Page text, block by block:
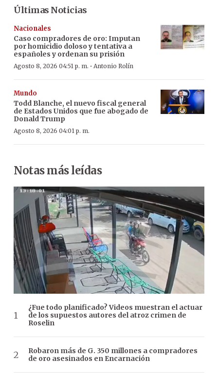
Últimas Noticias
Nacionales
Caso compradores de oro: Imputan
por homicidio doloso y tentativa a
españoles y ordenan su prisión
Agosto 8, 2026 04:51 p. m. · Antonio Rolín
Mundo
Todd Blanche, el nuevo fiscal general
de Estados Unidos que fue abogado de
Donald Trump
Agosto 8, 2026 04:01 p. m.
Notas más leídas
¿Fue todo planificado? Videos muestran el actuar
de los supuestos autores del atroz crimen de
Roselin
Robaron más de G. 350 millones a compradores
de oro asesinados en Encarnación